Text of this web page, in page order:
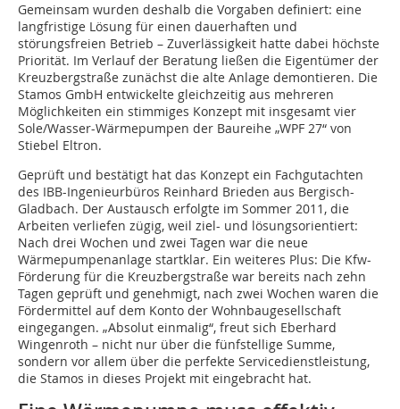
Gemeinsam wurden deshalb die Vorgaben definiert: eine
langfristige Lösung für einen dauerhaften und
störungsfreien Betrieb – Zuverlässigkeit hatte dabei höchste
Priorität. Im Verlauf der Beratung ließen die Eigentümer der
Kreuzbergstraße zunächst die alte Anlage demontieren. Die
Stamos GmbH entwickelte gleichzeitig aus mehreren
Möglichkeiten ein stimmiges Konzept mit insgesamt vier
Sole/Wasser-Wärmepumpen der Baureihe „WPF 27“ von
Stiebel Eltron.
Geprüft und bestätigt hat das Konzept ein Fachgutachten
des IBB-Ingenieurbüros Reinhard Brieden aus Bergisch-
Gladbach. Der Austausch erfolgte im Sommer 2011, die
Arbeiten verliefen zügig, weil ziel- und lösungsorientiert:
Nach drei Wochen und zwei Tagen war die neue
Wärmepumpenanlage startklar. Ein weiteres Plus: Die Kfw-
Förderung für die Kreuzbergstraße war bereits nach zehn
Tagen geprüft und genehmigt, nach zwei Wochen waren die
Fördermittel auf dem Konto der Wohnbaugesellschaft
eingegangen. „Absolut einmalig“, freut sich Eberhard
Wingenroth – nicht nur über die fünfstellige Summe,
sondern vor allem über die perfekte Servicedienstleistung,
die Stamos in dieses Projekt mit eingebracht hat.